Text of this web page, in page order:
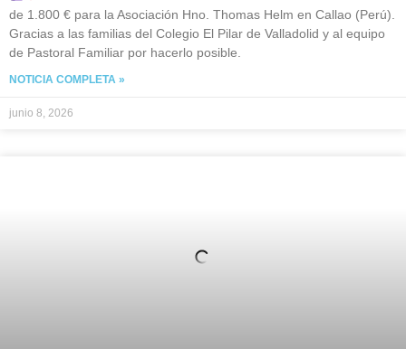
de 1.800 € para la Asociación Hno. Thomas Helm en Callao (Perú).
Gracias a las familias del Colegio El Pilar de Valladolid y al equipo
de Pastoral Familiar por hacerlo posible.
NOTICIA COMPLETA »
junio 8, 2026